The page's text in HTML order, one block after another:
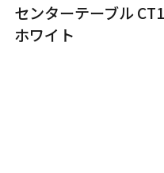
センターテーブル
ホワイト